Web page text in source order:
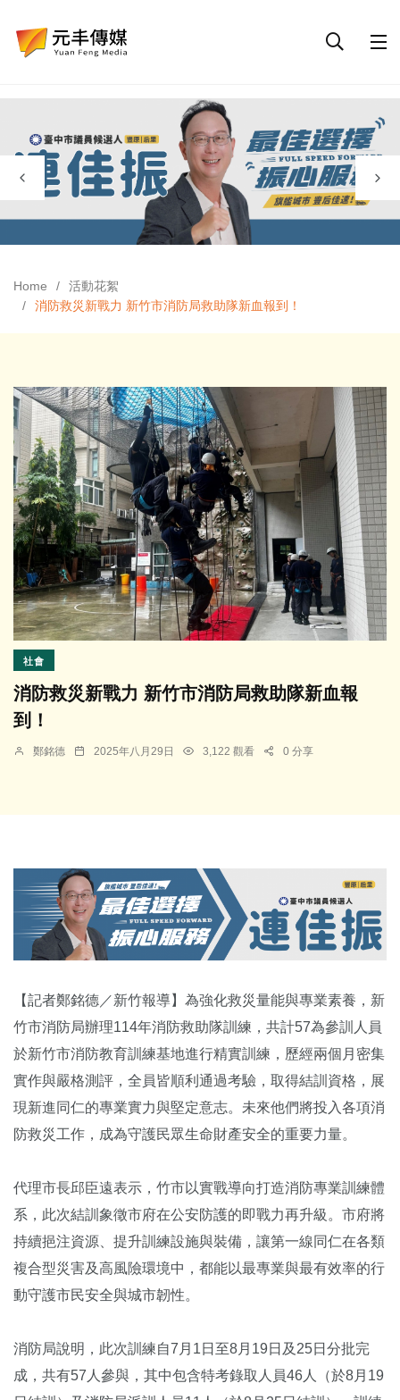
Home
活動花絮
消防救災新戰力 新竹市消防局救助隊新血報到！
社會
消防救災新戰力 新竹市消防局救助隊新血報
到！
鄭銘德 2025年八月29日 3,122 觀看 0 分享
【記者鄭銘德／新竹報導】為強化救災量能與專業素養，新
竹市消防局辦理114年消防救助隊訓練，共計57為參訓人員
於新竹市消防教育訓練基地進行精實訓練，歷經兩個月密集
實作與嚴格測評，全員皆順利通過考驗，取得結訓資格，展
現新進同仁的專業實力與堅定意志。未來他們將投入各項消
防救災工作，成為守護民眾生命財產安全的重要力量。
代理市長邱臣遠表示，竹市以實戰導向打造消防專業訓練體
系，此次結訓象徵市府在公安防護的即戰力再升級。市府將
持續挹注資源、提升訓練設施與裝備，讓第一線同仁在各類
複合型災害及高風險環境中，都能以最專業與最有效率的行
動守護市民安全與城市韌性。
消防局說明，此次訓練自7月1日至8月19日及25日分批完
成，共有57人參與，其中包含特考錄取人員46人（於8月19